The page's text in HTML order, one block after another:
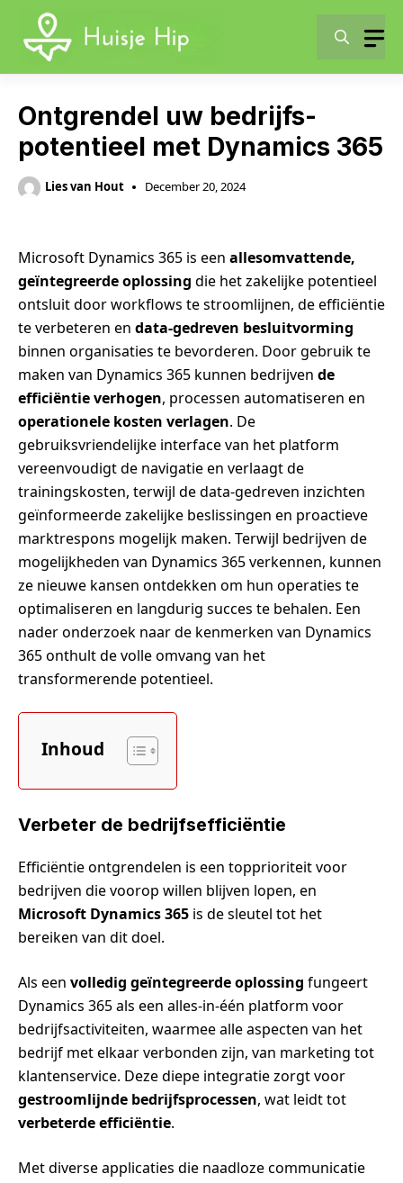
content
Ontgrendel uw bedrijfs-
potentieel met Dynamics 365
Lies van Hout December 20, 2024
Microsoft Dynamics 365 is een allesomvattende,
geïntegreerde oplossing die het zakelijke potentieel
ontsluit door workflows te stroomlijnen, de efficiëntie
te verbeteren en data-gedreven besluitvorming
binnen organisaties te bevorderen. Door gebruik te
maken van Dynamics 365 kunnen bedrijven de
efficiëntie verhogen, processen automatiseren en
operationele kosten verlagen. De
gebruiksvriendelijke interface van het platform
vereenvoudigt de navigatie en verlaagt de
trainingskosten, terwijl de data-gedreven inzichten
geïnformeerde zakelijke beslissingen en proactieve
marktrespons mogelijk maken. Terwijl bedrijven de
mogelijkheden van Dynamics 365 verkennen, kunnen
ze nieuwe kansen ontdekken om hun operaties te
optimaliseren en langdurig succes te behalen. Een
nader onderzoek naar de kenmerken van Dynamics
365 onthult de volle omvang van het
transformerende potentieel.
Inhoud
Verbeter de bedrijfsefficiëntie
Efficiëntie ontgrendelen is een topprioriteit voor
bedrijven die voorop willen blijven lopen, en
Microsoft Dynamics 365 is de sleutel tot het
bereiken van dit doel.
Als een volledig geïntegreerde oplossing fungeert
Dynamics 365 als een alles-in-één platform voor
bedrijfsactiviteiten, waarmee alle aspecten van het
bedrijf met elkaar verbonden zijn, van marketing tot
klantenservice. Deze diepe integratie zorgt voor
gestroomlijnde bedrijfsprocessen, wat leidt tot
verbeterde efficiëntie.
Met diverse applicaties die naadloze communicatie